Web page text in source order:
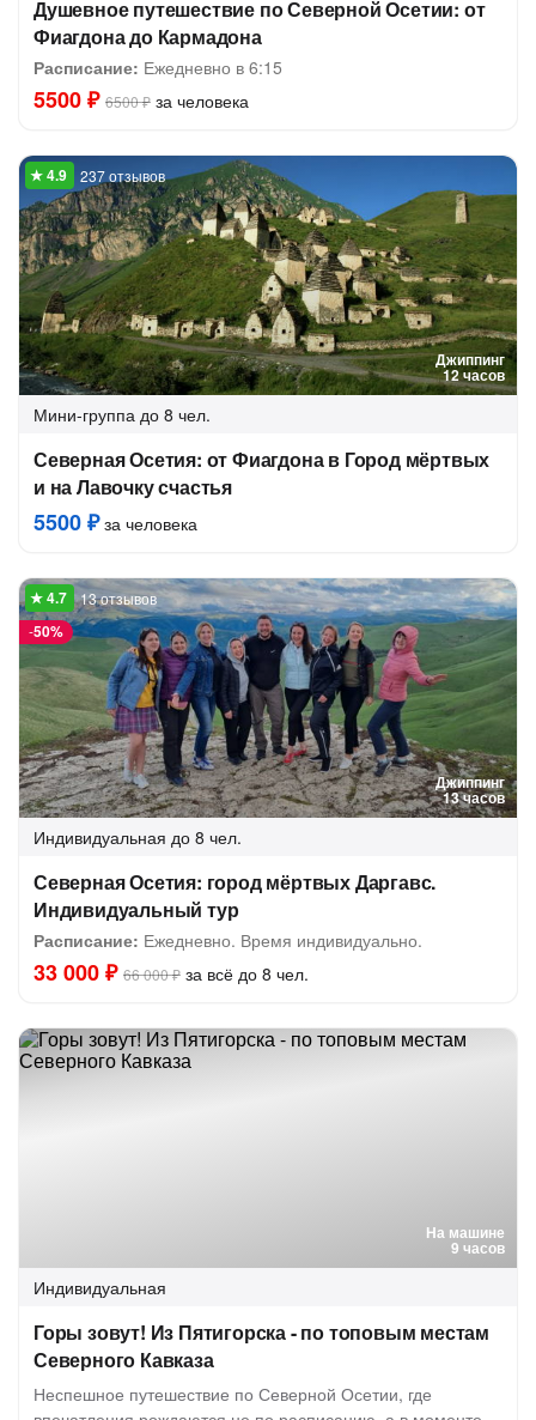
Душевное путешествие по Северной Осетии: от
Фиагдона до Кармадона
Расписание: Ежедневно в 6:15
5500 ₽ 6500 ₽ за человека
Джиппинг
12 часов
237 отзывов
Мини-группа до 8 чел.
Северная Осетия: от Фиагдона в Город мёртвых
и на Лавочку счастья
5500 ₽за человека
Джиппинг
13 часов
-50%
13 отзывов
Индивидуальная до 8 чел.
Северная Осетия: город мёртвых Даргавс.
Индивидуальный тур
Расписание: Ежедневно. Время индивидуально.
33 000 ₽ 66 000 ₽ за всё до 8 чел.
На машине
9 часов
Индивидуальная
Горы зовут! Из Пятигорска - по топовым местам
Северного Кавказа
Неспешное путешествие по Северной Осетии, где